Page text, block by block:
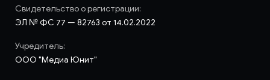
Свидетельство о регистрации:
ЭЛ № ФС 77 — 82763 от 14.02.2022
Учредитель:
ООО "Медиа Юнит"